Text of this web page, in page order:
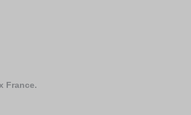
France.